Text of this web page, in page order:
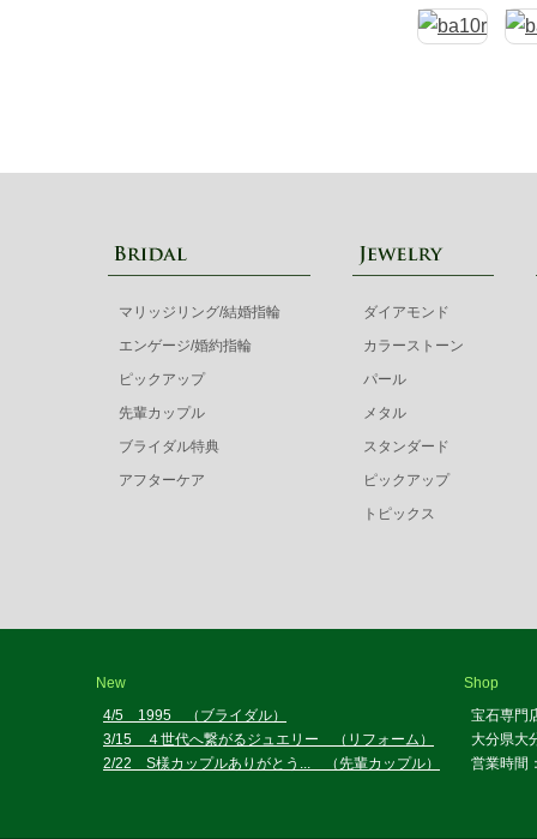
マリッジリング/結婚指輪
エンゲージ/婚約指輪
ピックアップ
先輩カップル
ブライダル特典
アフターケア
ダイアモンド
カラーストーン
パール
メタル
スタンダード
ピックアップ
トピックス
New
4/5 1995 （ブライダル）
3/15 ４世代へ繋がるジュエリー （リフォーム）
2/22 S様カップルありがとう... （先輩カップル）
Shop
宝石専門
大分県大
営業時間